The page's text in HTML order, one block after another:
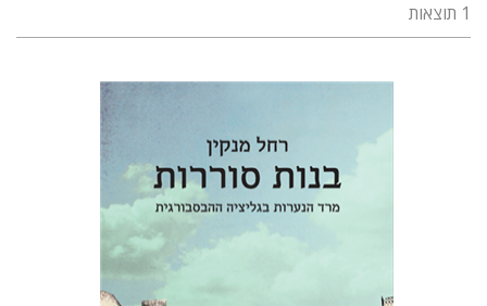
1 תוצאות
רחל מנקין
יפתח בריל